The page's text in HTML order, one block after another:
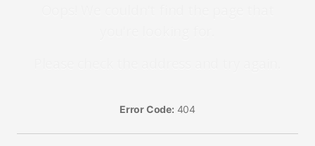
Error Code: 404